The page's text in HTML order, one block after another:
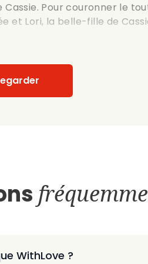
Cassie. Pour couronner le
et Lori, la belle-fille de
WithLove ?